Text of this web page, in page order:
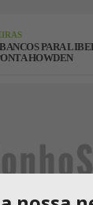
PARA
HOWDEN